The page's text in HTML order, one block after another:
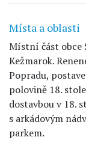
Místa a oblasti
Místní část obce
Kežmarok.
Popradu,
polovině 18.
dostavbou v 18.
s arkádovým
parkem.